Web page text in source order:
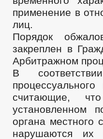
применение в
лиц.
Порядок
закреплен в
Арбитражном
В
считающие,
установленном
органа местного
нарушаются их